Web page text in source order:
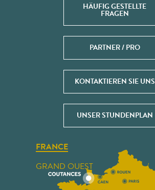
HÄUFIG GESTELLTE
FRAGEN
PARTNER / PRO
KONTAKTIEREN SIE UNS
UNSER STUNDENPLAN
FRANCE
GRAND OUEST